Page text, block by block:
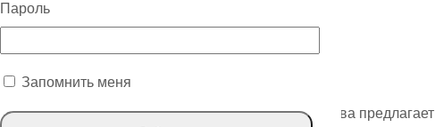
Наша коллекция слэбов этой породы дерева предлагает
Пароль
Запомнить меня